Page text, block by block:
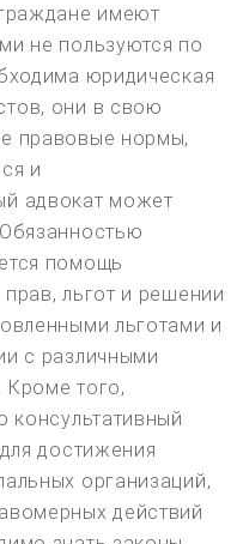
имеют
не пользуются по
юридическая
они в свою
правовые нормы,
и
адвокат может
помощь
льгот и решении
льготами и
с различными
Кроме того,
консультативный
достижения
организаций,
действий